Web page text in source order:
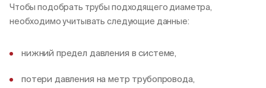
Чтобы подобрать трубы подходящего диаметра,
необходимо учитывать следующие данные:
нижний предел давления в системе,
потери давления на метр трубопровода,